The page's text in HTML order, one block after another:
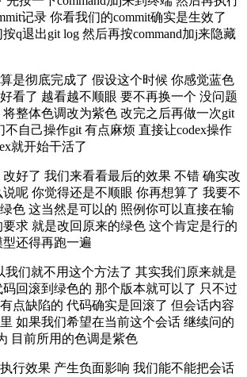
记录 你看我们的commit确实是生效了
q退出git log 然后再按command加j来隐藏
是彻底完成了 假设这个时候 你感觉蓝色
看了 越看越不顺眼 要不再换一个 没问题
整体色调改为紫色 改完之后再做一次git
不自己操作git 有点麻烦 直接让codex操作
就开始干活了
好了 我们来看看最后的效果 不错 确实改
呢 你觉得还是不顺眼 你再想算了 我要不
色 这当然是可以的 照例你可以直接在输
求 就是改回原来的绿色 这个肯定是行的
还得再跑一遍
我们就不用这个方法了 其实我们原来就是
回滚到绿色的 那个版本就可以了 只不过
点缺陷的 代码确实是回滚了 但会话内容
如果我们希望在当前这个会话 继续问的
目前所用的色调是紫色
行效果 产生负面影响 我们能不能把会话